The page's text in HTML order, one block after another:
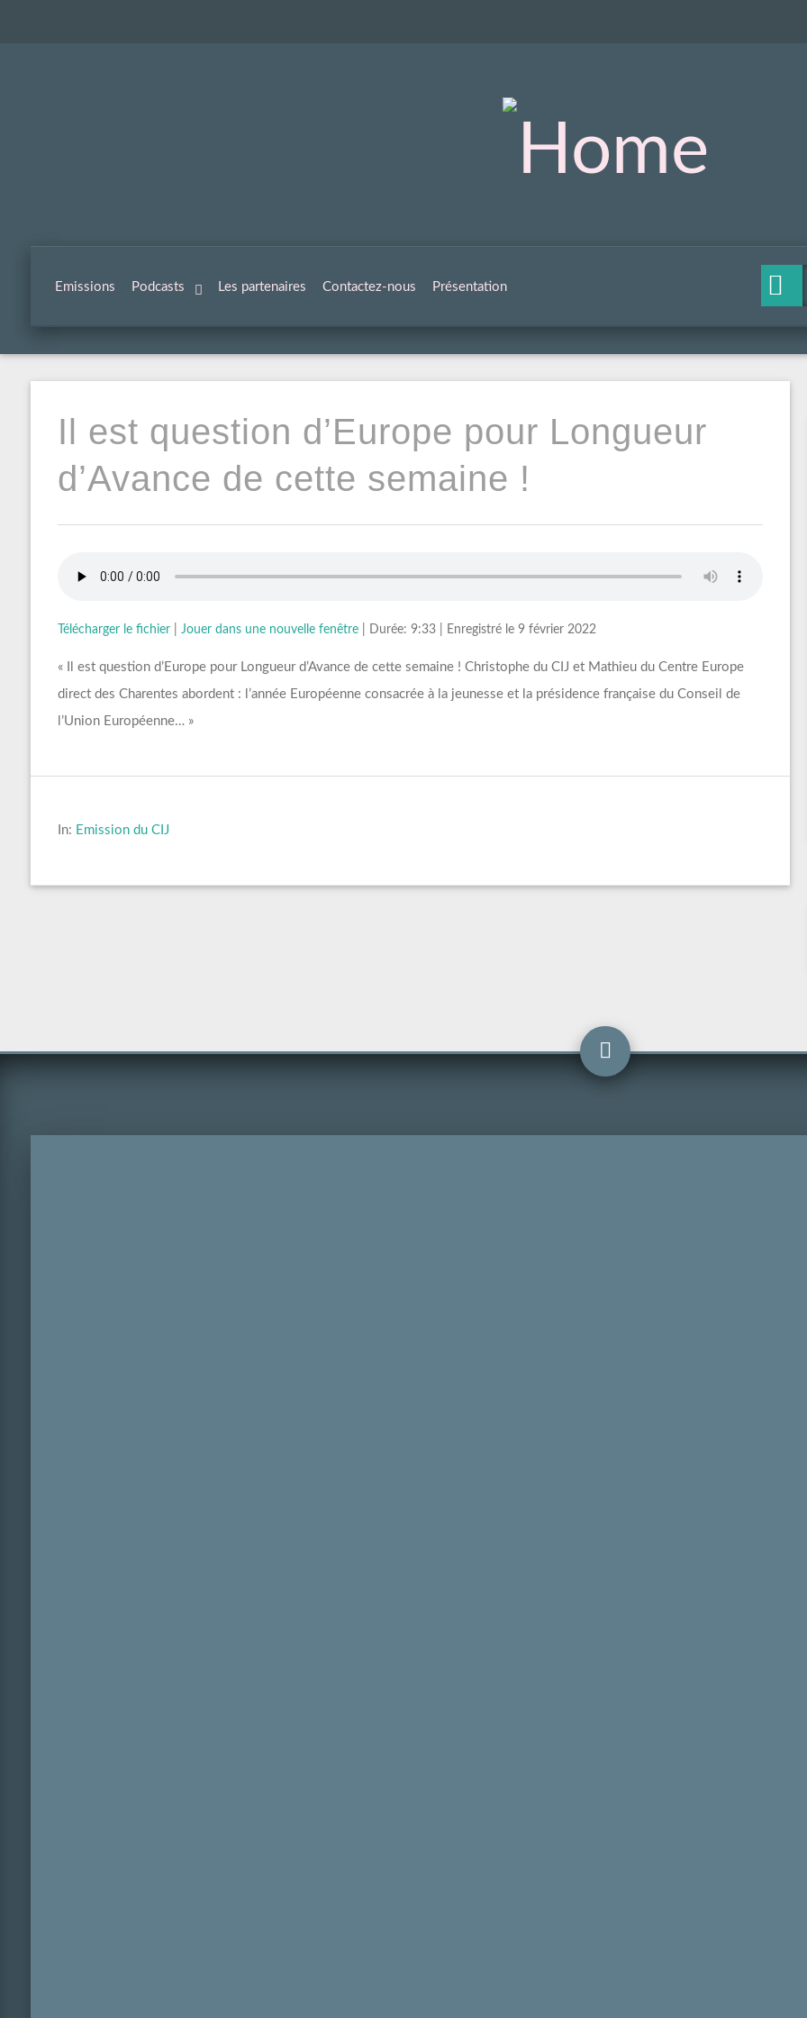
Emissions Podcasts Les partenaires Contactez-nous Présentation
Il est question d’Europe pour Longueur
d’Avance de cette semaine !
Télécharger le fichier| Jouer dans une nouvelle fenêtre| Durée: 9:33| Enregistré le 9 février 2022
« Il est question d’Europe pour Longueur d’Avance de cette semaine ! Christophe du CIJ et Mathieu du Centre Europe
direct des Charentes abordent : l’année Européenne consacrée à la jeunesse et la présidence française du Conseil de
l’Union Européenne… »
In: Emission du CIJ